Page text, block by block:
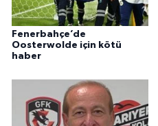
Fenerbahçe’de
Oosterwolde için kötü
haber